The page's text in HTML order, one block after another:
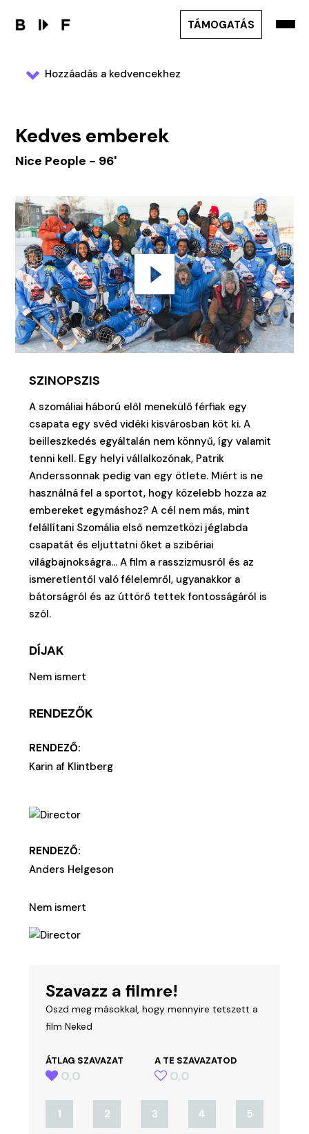
TÁMOGATÁS
Hozzáadás a kedvencekhez
Kedves emberek
Nice People - 96'
Szavazz a filmre!
Oszd meg másokkal, hogy mennyire tetszett a
film Neked
ÁTLAG SZAVAZAT
0,0
A TE SZAVAZATOD
0,0
1 2 3 4 5
SZINOPSZIS
A szomáliai háború elől menekülő férfiak egy
csapata egy svéd vidéki kisvárosban köt ki. A
beilleszkedés egyáltalán nem könnyű, így valamit
tenni kell. Egy helyi vállalkozónak, Patrik
Anderssonnak pedig van egy ötlete. Miért is ne
használná fel a sportot, hogy közelebb hozza az
embereket egymáshoz? A cél nem más, mint
felállítani Szomália első nemzetközi jéglabda
csapatát és eljuttatni őket a szibériai
világbajnokságra… A film a rasszizmusról és az
ismeretlentől való félelemről, ugyanakkor a
bátorságról és az úttörő tettek fontosságáról is
szól.
DÍJAK
Nem ismert
RENDEZŐK
RENDEZŐ:
Karin af Klintberg
RENDEZŐ:
Anders Helgeson
Nem ismert